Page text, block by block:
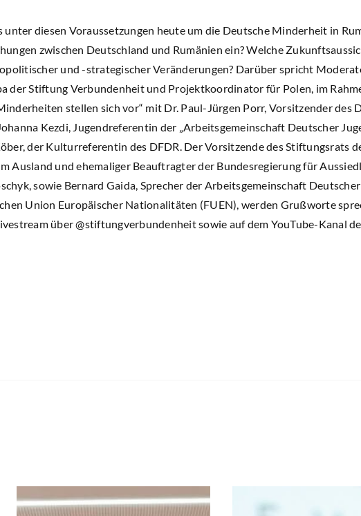
unter diesen Voraussetzungen heute um die Deutsche Minderheit in
zwischen Deutschland und Rumänien ein? Welche
und -strategischer Veränderungen? Darüber spricht
der Stiftung Verbundenheit und Projektkoordinator für Polen, im
stellen sich vor“ mit Dr. Paul-Jürgen Porr, Vorsitzender des
Kezdi, Jugendreferentin der „Arbeitsgemeinschaft Deutscher
der Kulturreferentin des DFDR. Der Vorsitzende des Stiftungsrats
Ausland und ehemaliger Beauftragter der Bundesregierung für
sowie Bernard Gaida, Sprecher der Arbeitsgemeinschaft
Union Europäischer Nationalitäten (FUEN), werden Grußworte
über @stiftungverbundenheit sowie auf dem YouTube-Kanal